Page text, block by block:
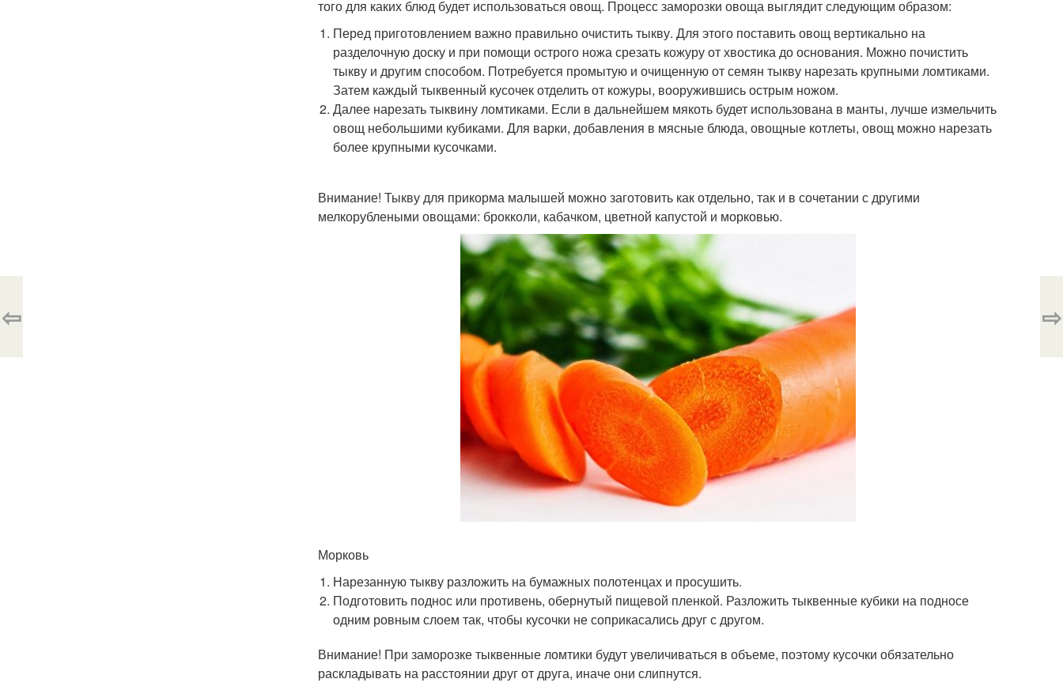
того для каких блюд будет использоваться овощ. Процесс заморозки овоща выглядит следующим образом:
Перед приготовлением важно правильно очистить тыкву. Для этого поставить овощ вертикально на
разделочную доску и при помощи острого ножа срезать кожуру от хвостика до основания. Можно почистить
тыкву и другим способом. Потребуется промытую и очищенную от семян тыкву нарезать крупными ломтиками.
Затем каждый тыквенный кусочек отделить от кожуры, вооружившись острым ножом.
Далее нарезать тыквину ломтиками. Если в дальнейшем мякоть будет использована в манты, лучше измельчить
овощ небольшими кубиками. Для варки, добавления в мясные блюда, овощные котлеты, овощ можно нарезать
более крупными кусочками.
Внимание! Тыкву для прикорма малышей можно заготовить как отдельно, так и в сочетании с другими
мелкорублеными овощами: брокколи, кабачком, цветной капустой и морковью.
Морковь
Нарезанную тыкву разложить на бумажных полотенцах и просушить.
Подготовить поднос или противень, обернутый пищевой пленкой. Разложить тыквенные кубики на подносе
одним ровным слоем так, чтобы кусочки не соприкасались друг с другом.
Внимание! При заморозке тыквенные ломтики будут увеличиваться в объеме, поэтому кусочки обязательно
раскладывать на расстоянии друг от друга, иначе они слипнутся.
⇦ ⇨